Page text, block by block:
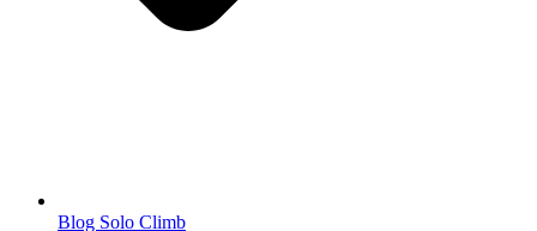
Blog Solo Climb